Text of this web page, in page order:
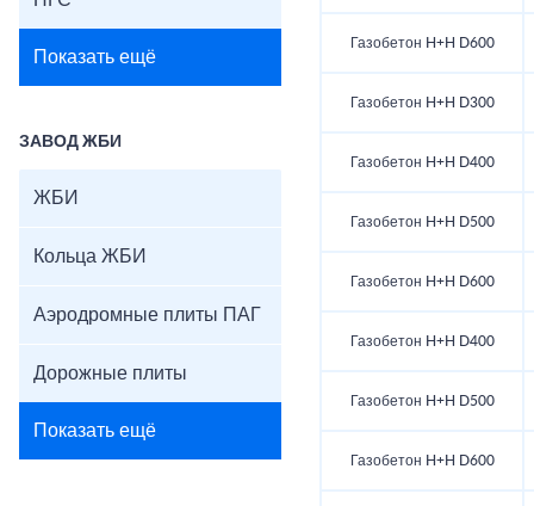
Показать ещё
ЗАВОД ЖБИ
ЖБИ
Кольца ЖБИ
Аэродромные плиты ПАГ
Дорожные плиты
Показать ещё
Газобетон H+H D600
Газобетон H+H D300
Газобетон H+H D400
Газобетон H+H D500
Газобетон H+H D600
Газобетон H+H D400
Газобетон H+H D500
Газобетон H+H D600